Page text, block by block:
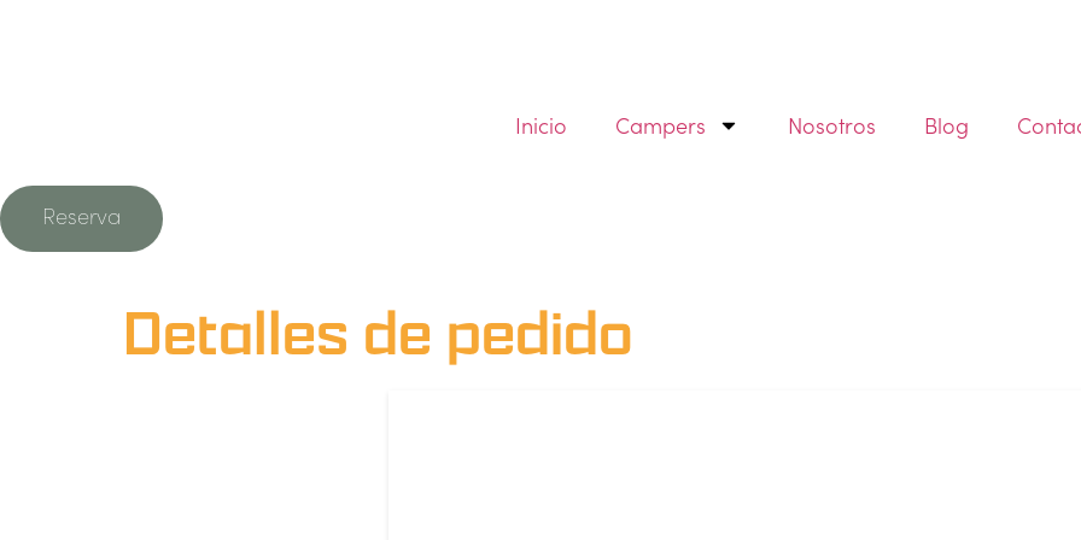
Inicio Campers Nosotros Blog
Reserva
Detalles de pedido